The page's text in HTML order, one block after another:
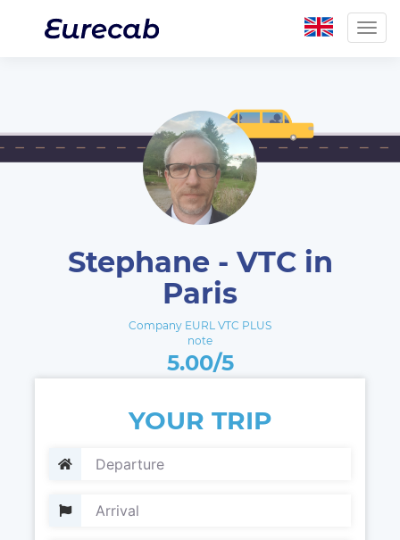
Stephane - VTC in
Paris
Company EURL VTC PLUS
note
5.00/5
YOUR TRIP